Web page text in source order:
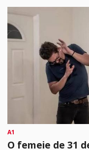
A1
O femeie de 31